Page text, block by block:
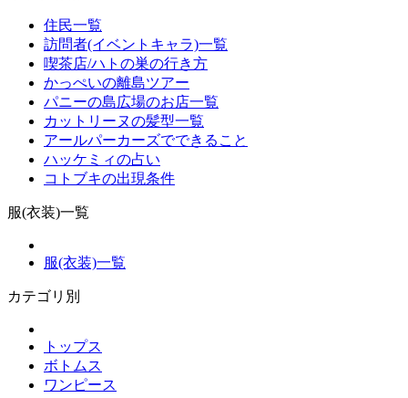
住民一覧
訪問者(イベントキャラ)一覧
喫茶店/ハトの巣の行き方
かっぺいの離島ツアー
パニーの島広場のお店一覧
カットリーヌの髪型一覧
アールパーカーズでできること
ハッケミィの占い
コトブキの出現条件
服(衣装)一覧
服(衣装)一覧
カテゴリ別
トップス
ボトムス
ワンピース